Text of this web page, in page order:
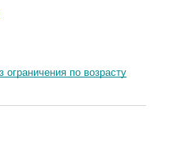
по возрасту